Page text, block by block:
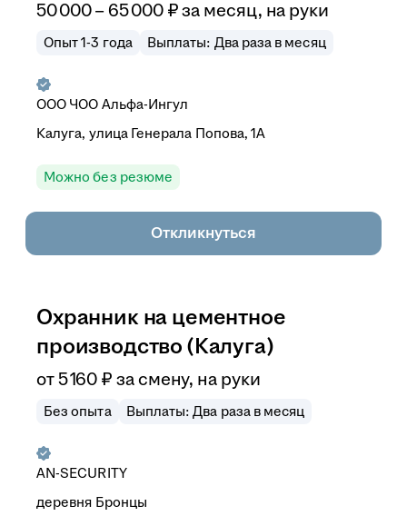
50 000–65 000 ₽ за месяц, на руки
Опыт 1-3 года Выплаты: Два раза в месяц
ООО ЧОО Альфа-Ингул
Калуга, улица Генерала Попова, 1А
Можно без резюме
Откликнуться
Охранник на цементное
производство (Калуга)
от5 160 ₽ за смену, на руки
Без опыта Выплаты: Два раза в месяц
AN-SECURITY
деревня Бронцы